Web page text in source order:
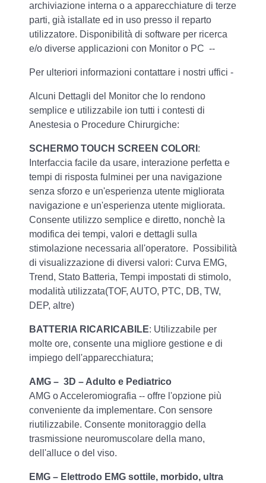
archiviazione interna o a apparecchiature di terze
parti, già istallate ed in uso presso il reparto
utilizzatore. Disponibilità di software per ricerca
e/o diverse applicazioni con Monitor o PC --
Per ulteriori informazioni contattare i nostri uffici -
Alcuni Dettagli del Monitor che lo rendono
semplice e utilizzabile ion tutti i contesti di
Anestesia o Procedure Chirurgiche:
SCHERMO TOUCH SCREEN COLORI :
Interfaccia facile da usare, interazione perfetta e
tempi di risposta fulminei per una navigazione
senza sforzo e un'esperienza utente migliorata
navigazione e un'esperienza utente migliorata.
Consente utilizzo semplice e diretto, nonchè la
modifica dei tempi, valori e dettagli sulla
stimolazione necessaria all'operatore. Possibilità
di visualizzazione di diversi valori: Curva EMG,
Trend, Stato Batteria, Tempi impostati di stimolo,
modalità utilizzata(TOF, AUTO, PTC, DB, TW,
DEP, altre)
BATTERIA RICARICABILE: Utilizzabile per
molte ore, consente una migliore gestione e di
impiego dell'apparecchiatura;
AMG – 3D – Adulto e Pediatrico
AMG o Acceleromiografia -- offre l'opzione più
conveniente da implementare. Con sensore
riutilizzabile. Consente monitoraggio della
trasmissione neuromuscolare della mano,
dell'alluce o del viso.
EMG – Elettrodo EMG sottile, morbido, ultra